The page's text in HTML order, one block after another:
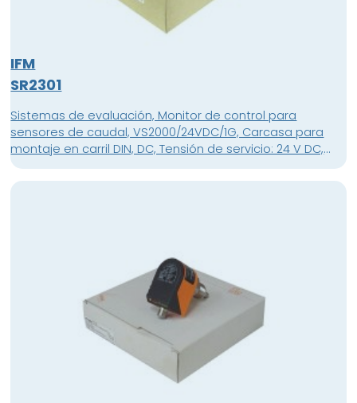
IFM
SR2301
Sistemas de evaluación, Monitor de control para
sensores de caudal, VS2000/24VDC/1G, Carcasa para
montaje en carril DIN, DC, Tensión de servicio: 24 V DC,
Consumo de corriente: 125 mA, Relé 15 terminales...2,5
mm², Conexión: 1 sensor , (SF...A) , Homologación ATEX ,